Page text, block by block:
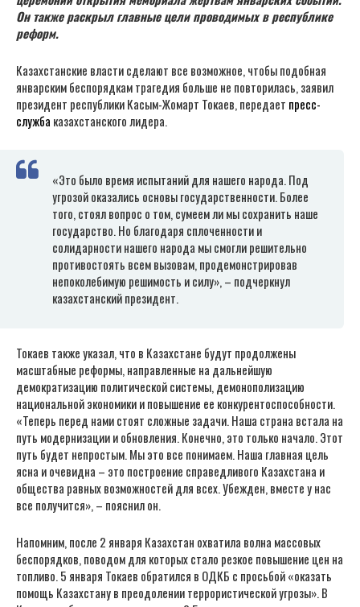
Он также раскрыл главные цели проводимых в республике
реформ.
Казахстанские власти сделают все возможное, чтобы подобная
январским беспорядкам трагедия больше не повторилась, заявил
президент республики Касым-Жомарт Токаев, передает пресс-
служба казахстанского лидера.
«Это было время испытаний для нашего народа. Под
угрозой оказались основы государственности. Более
того, стоял вопрос о том, сумеем ли мы сохранить наше
государство. Но благодаря сплоченности и
солидарности нашего народа мы смогли решительно
противостоять всем вызовам, продемонстрировав
непоколебимую решимость и силу», – подчеркнул
казахстанский президент.
Токаев также указал, что в Казахстане будут продолжены
масштабные реформы, направленные на дальнейшую
демократизацию политической системы, демонополизацию
национальной экономики и повышение ее конкурентоспособности.
«Теперь перед нами стоят сложные задачи. Наша страна встала на
путь модернизации и обновления. Конечно, это только начало. Этот
путь будет непростым. Мы это все понимаем. Наша главная цель
ясна и очевидна – это построение справедливого Казахстана и
общества равных возможностей для всех. Убежден, вместе у нас
все получится», – пояснил он.
Напомним, после 2 января Казахстан охватила волна массовых
беспорядков, поводом для которых стало резкое повышение цен на
топливо. 5 января Токаев обратился в ОДКБ с просьбой «оказать
помощь Казахстану в преодолении террористической угрозы». В